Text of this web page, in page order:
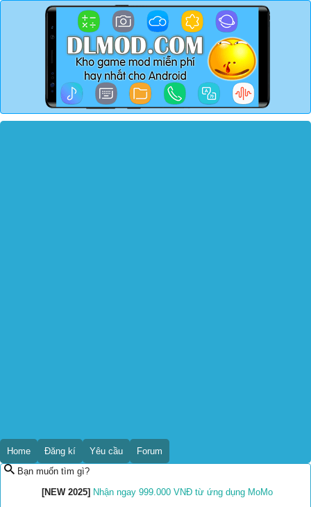
Home Đăng kí Yêu cầu
Forum
Bạn muốn tìm gì?
[NEW 2025] Nhận ngay 999.000 VNĐ từ ứng dụng MoMo